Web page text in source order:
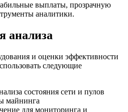
выплаты, прозрачную
аналитики.
анализа
и оценки эффективности
следующие
состояния сети и пулов
майнинга
для мониторинга и